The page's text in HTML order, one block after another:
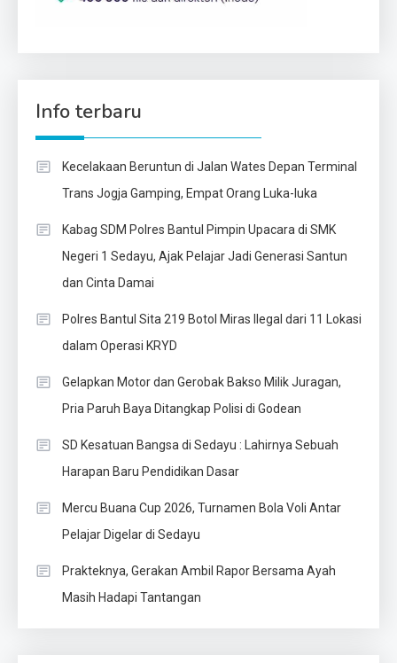
Info terbaru
Kecelakaan Beruntun di Jalan Wates Depan Terminal
Trans Jogja Gamping, Empat Orang Luka-luka
Kabag SDM Polres Bantul Pimpin Upacara di SMK
Negeri 1 Sedayu, Ajak Pelajar Jadi Generasi Santun
dan Cinta Damai
Polres Bantul Sita 219 Botol Miras Ilegal dari 11 Lokasi
dalam Operasi KRYD
Gelapkan Motor dan Gerobak Bakso Milik Juragan,
Pria Paruh Baya Ditangkap Polisi di Godean
SD Kesatuan Bangsa di Sedayu : Lahirnya Sebuah
Harapan Baru Pendidikan Dasar
Mercu Buana Cup 2026, Turnamen Bola Voli Antar
Pelajar Digelar di Sedayu
Prakteknya, Gerakan Ambil Rapor Bersama Ayah
Masih Hadapi Tantangan